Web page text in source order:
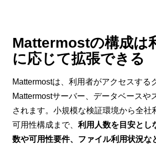
Mattermostの構成は
に応じて拡張できる
Mattermostは、利用者がアクセスする
Mattermostサーバー、データベースや
されます。小規模な検証環境から全社
可用性構成まで、 利用人数を目安とし
数や可用性要件、ファイル利用状況な